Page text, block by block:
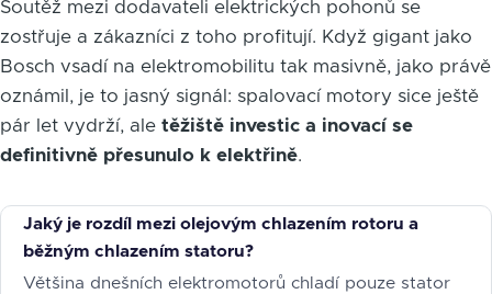
Soutěž mezi dodavateli elektrických pohonů se
zostřuje a zákazníci z toho profitují. Když gigant jako
Bosch vsadí na elektromobilitu tak masivně, jako právě
oznámil, je to jasný signál: spalovací motory sice ještě
pár let vydrží, ale těžiště investic a inovací se
definitivně přesunulo k elektřině.
Jaký je rozdíl mezi olejovým chlazením rotoru a
běžným chlazením statoru?
Většina dnešních elektromotorů chladí pouze stator